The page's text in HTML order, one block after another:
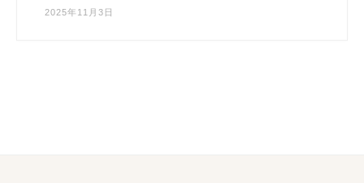
2025年11月3日